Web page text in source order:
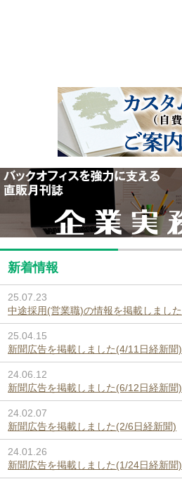
新着情報
25.07.23
中途採用(営業職)の情報を掲載しました
25.04.15
新聞広告を掲載しました(4/11日経新聞)
24.06.12
新聞広告を掲載しました(6/12日経新聞)
24.02.07
新聞広告を掲載しました(2/6日経新聞)
24.01.26
新聞広告を掲載しました(1/24日経新聞)